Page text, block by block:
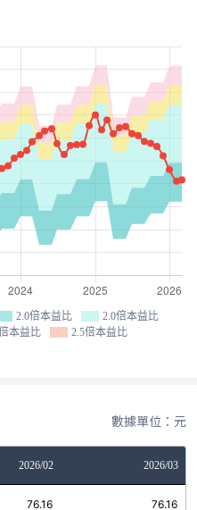
2.0倍本益比
2.0倍本益比
本益比 2.5倍本益比
數據單位：元
2026/02 2026/03
76.16 76.16